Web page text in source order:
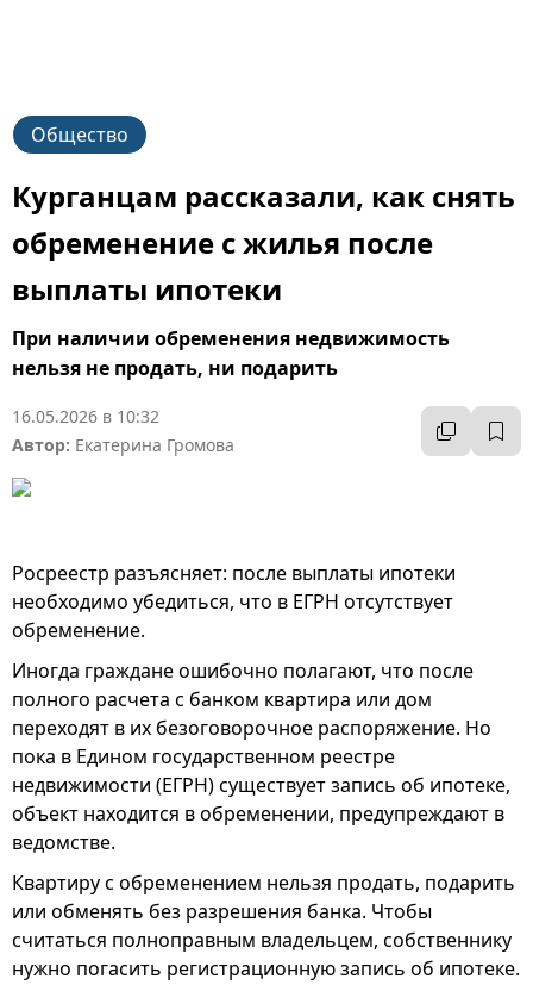
Общество
Курганцам рассказали, как снять
обременение с жилья после
выплаты ипотеки
При наличии обременения недвижимость
нельзя не продать, ни подарить
16.05.2026 в 10:32
Автор: Екатерина Громова
Росреестр разъясняет: после выплаты ипотеки
необходимо убедиться, что в ЕГРН отсутствует
обременение.
Иногда граждане ошибочно полагают, что после
полного расчета с банком квартира или дом
переходят в их безоговорочное распоряжение. Но
пока в Едином государственном реестре
недвижимости (ЕГРН) существует запись об ипотеке,
объект находится в обременении, предупреждают в
ведомстве.
Квартиру с обременением нельзя продать, подарить
или обменять без разрешения банка. Чтобы
считаться полноправным владельцем, собственнику
нужно погасить регистрационную запись об ипотеке.